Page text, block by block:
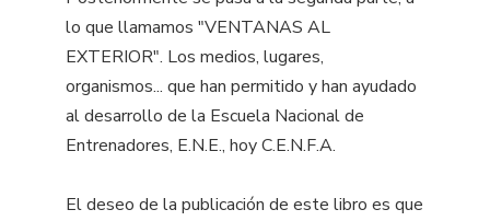
lo que llamamos "VENTANAS AL
EXTERIOR". Los medios, lugares,
organismos... que han permitido y han ayudado
al desarrollo de la Escuela Nacional de
Entrenadores, E.N.E., hoy C.E.N.F.A.
El deseo de la publicación de este libro es que